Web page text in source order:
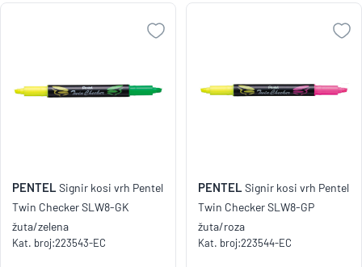
PENTEL Signir kosi vrh Pentel
Twin Checker SLW8-GK
žuta/zelena
Kat. broj:223543-EC
PENTEL Signir kosi vrh Pentel
Twin Checker SLW8-GP
žuta/roza
Kat. broj:223544-EC